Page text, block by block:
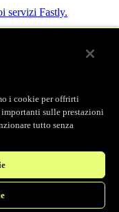
servizi Fastly.
i cookie per offrirti
importanti sulle prestazioni
tutto senza